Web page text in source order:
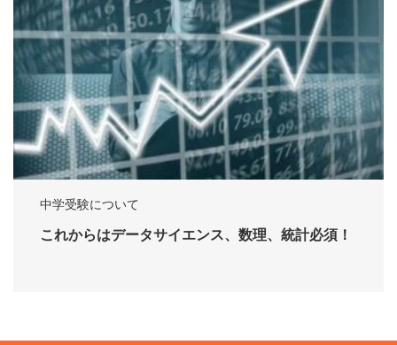
中学受験について
これからはデータサイエンス、数理、統計必須！